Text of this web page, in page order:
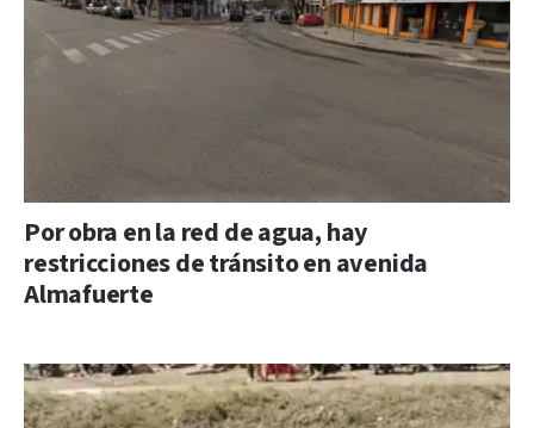
Por obra en la red de agua, hay
restricciones de tránsito en avenida
Almafuerte